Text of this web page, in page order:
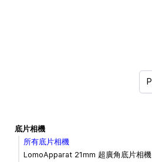
底片相機
所有底片相機
LomoApparat 21mm 超廣角底片相機